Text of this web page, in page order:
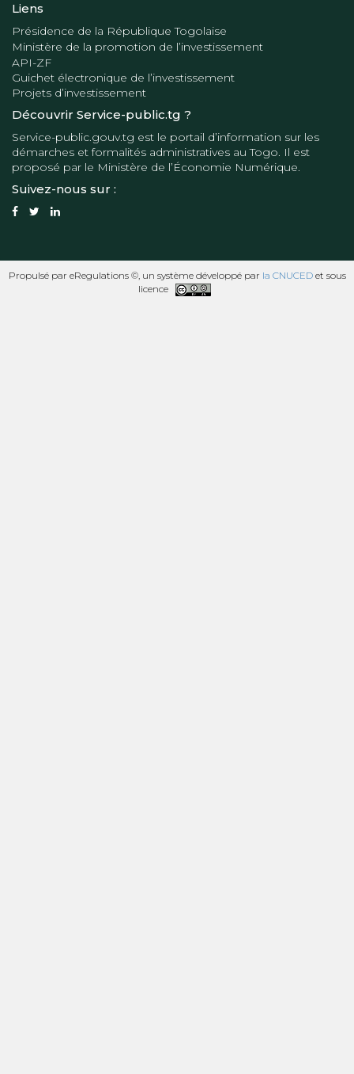
Liens
Présidence de la République Togolaise
Ministère de la promotion de l’investissement
API-ZF
Guichet électronique de l’investissement
Projets d’investissement
Découvrir Service-public.tg ?
Service-public.gouv.tg est le portail d’information sur les
démarches et formalités administratives au Togo. Il est
proposé par le Ministère de l’Économie Numérique.
Suivez-nous sur :
Propulsé par eRegulations ©, un système développé par la CNUCEDet sous
licence